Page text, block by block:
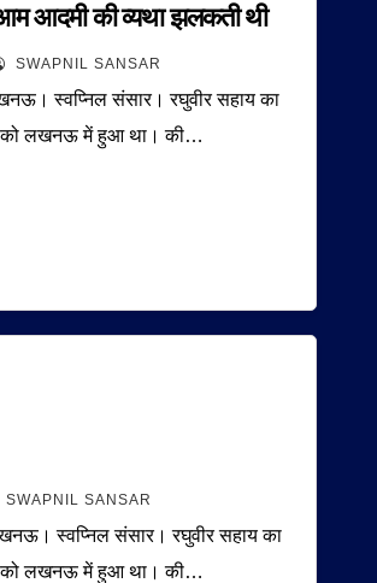
आदमी की व्यथा झलकती थी
SWAPNIL SANSAR
स्वप्निल संसार। रघुवीर सहाय का
को लखनऊ में हुआ था। की…
SWAPNIL SANSAR
स्वप्निल संसार। रघुवीर सहाय का
को लखनऊ में हुआ था। की…